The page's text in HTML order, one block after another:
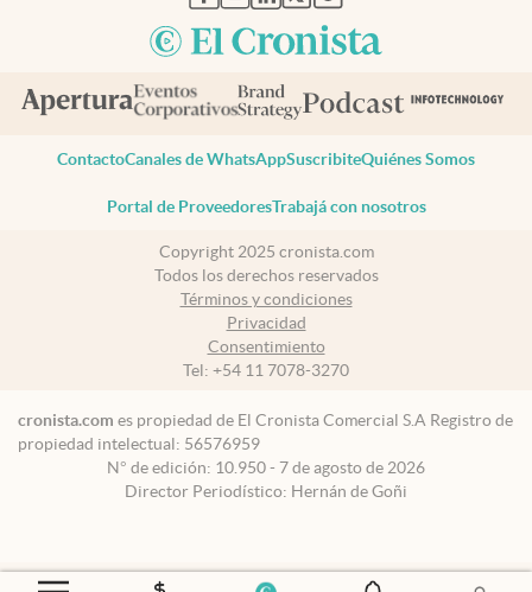
ContactoCanales de WhatsAppSuscribiteQuiénes Somos
Portal de ProveedoresTrabajá con nosotros
Copyright 2025 cronista.com
Todos los derechos reservados
Términos y condiciones
Privacidad
Consentimiento
Tel: +54 11 7078-3270
cronista.com es propiedad de El Cronista Comercial S.A Registro de
propiedad intelectual: 56576959
N° de edición: 10.950 - 7 de agosto de 2026
Director Periodístico: Hernán de Goñi